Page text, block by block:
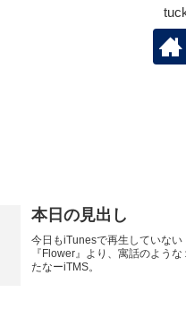
本日の見出し
今日もiTunesで再生していな
『Flower』より、寓話のよう
たなーiTMS。